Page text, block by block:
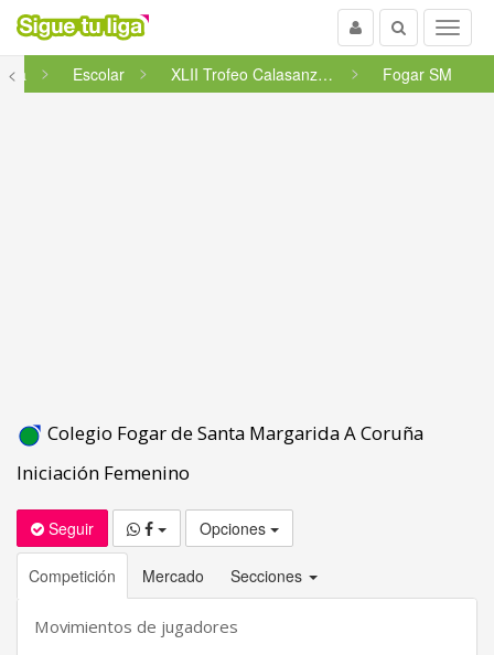
Menu
Buscar
Usuario
<
Escolar XLII Trofeo Calasanz Fase Fina... Fogar SM
Colegio Fogar de Santa Margarida A Coruña
Iniciación Femenino
Seguir Opciones
Competición Mercado Secciones
Movimientos de jugadores